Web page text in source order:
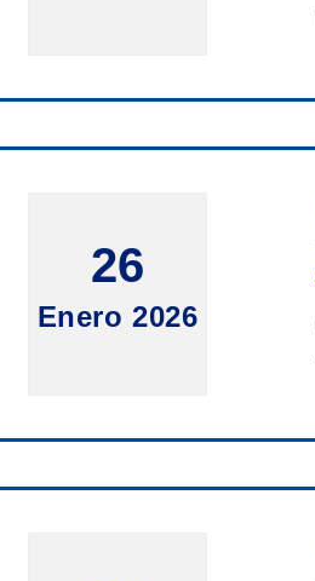
26
Enero 2026